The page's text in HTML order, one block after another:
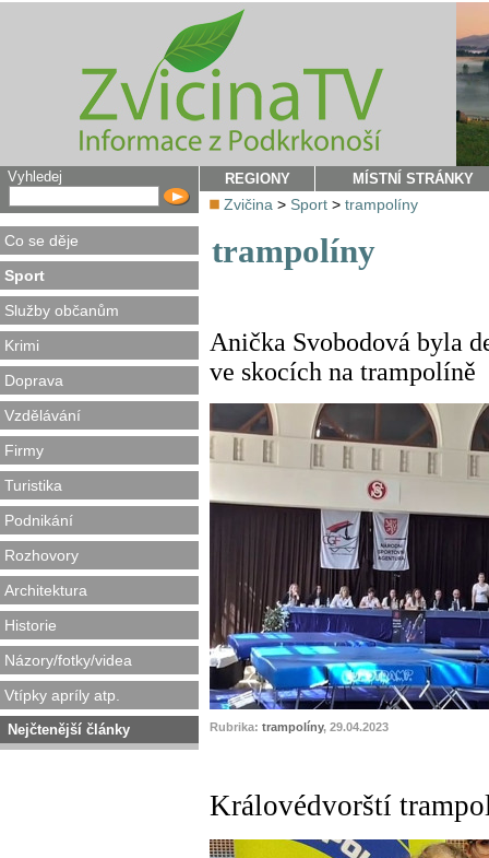
Vyhledej
Co se děje
Sport
Služby občanům
Krimi
Doprava
Vzdělávání
Firmy
Turistika
Podnikání
Rozhovory
Architektura
Historie
Názory/fotky/videa
Vtípky apríly atp.
Nejčtenější články
REGIONY MÍSTNÍ STRÁNKY
Zvičina > Sport > trampolíny
trampolíny
Anička Svobodová byla
ve skocích na trampolíně
Rubrika: trampolíny, 29.04.2023
Královédvorští